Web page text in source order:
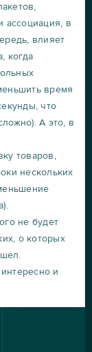
ассоциация, в
влияет
когда
время
что
А это, в
товаров,
нескольких
не будет
о которых
и